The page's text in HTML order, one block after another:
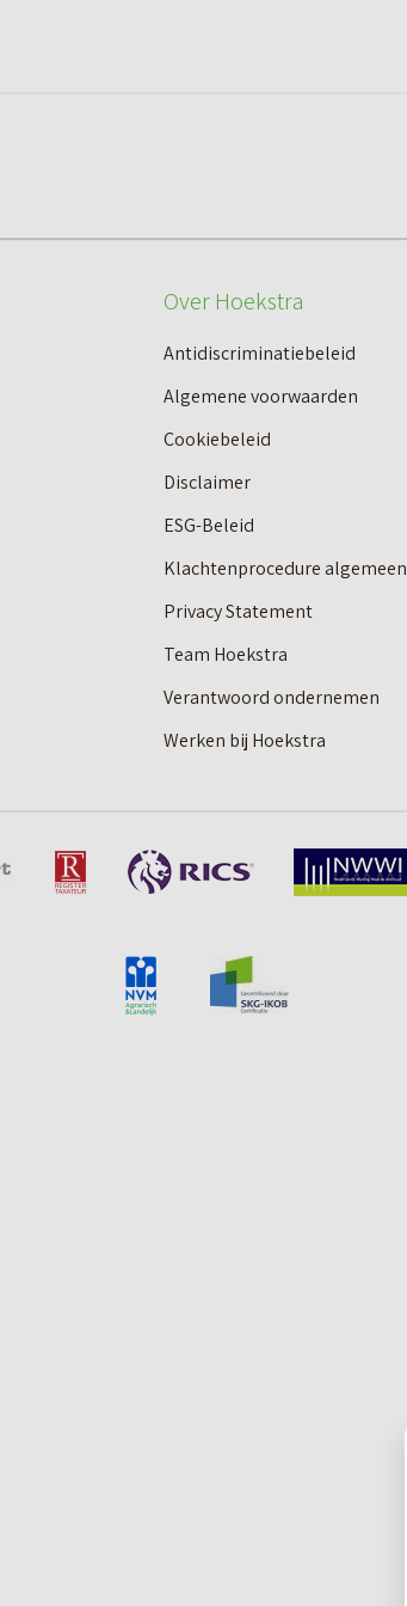
Over Hoekstra
Antidiscriminatiebeleid
Algemene voorwaarden
Cookiebeleid
Disclaimer
ESG-Beleid
Klachtenprocedure algemeen
Privacy Statement
Team Hoekstra
Verantwoord ondernemen
Werken bij Hoekstra